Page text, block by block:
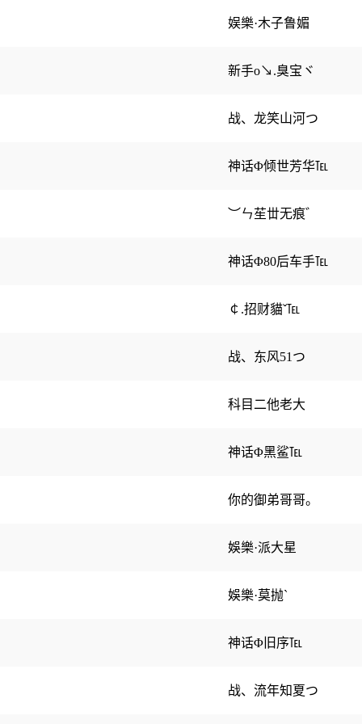
娱樂·木子鲁媚
新手o↘.臭宝ヾ
战、龙笑山河つ
神话Φ倾世芳华℡
︶ㄣ苼丗无痕゛
神话Φ80后车手℡
￠.招财貓ˇ℡
战、东风51つ
科目二他老大
神话Φ黑鲨℡
你的御弟哥哥。
娛樂·派大星
娛樂·莫抛`
神话Φ旧序℡
战、流年知夏つ